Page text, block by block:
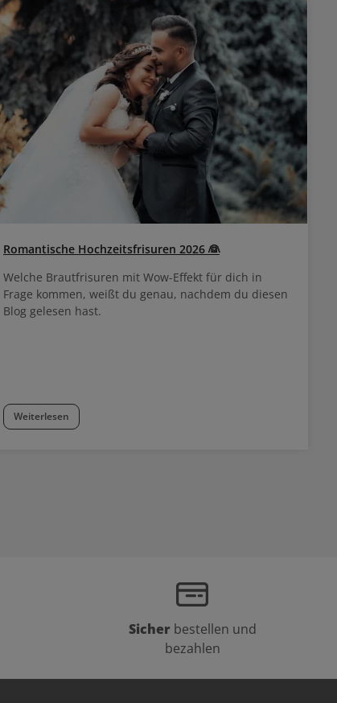
Romantische Hochzeitsfrisuren 2026 👰
Welche Brautfrisuren mit Wow-Effekt für dich in
Frage kommen, weißt du genau, nachdem du diesen
Blog gelesen hast.
Weiterlesen
Sicher bestellen und
bezahlen